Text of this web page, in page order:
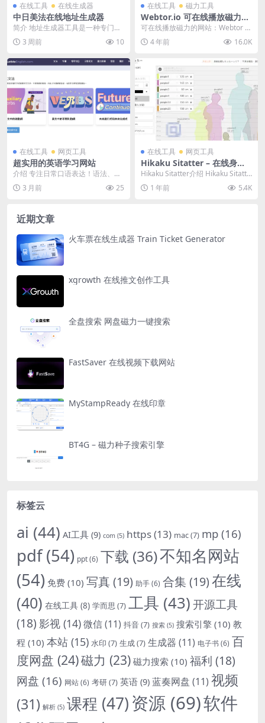
在线工具 在线生成器
中日美法在线地址生成器
简介 地址生成器工具是一种专门设
计来创建 虚拟地址和身份信息的 在
线软件。这种工...
3 周前 10
在线工具 磁力工具
Webtor.io 可在线播放磁力的
网站
可在线播放磁力的网站：Webtor 可
下载 这是国外网友搭建的一个磁力
播放网站，...
4 年前 16.0K
在线工具 网页工具
超实用的英语学习网站
介绍 专注日常口语表达！语法、词
汇、常用句型、听力训练全都有。
最爽的是R...
3 月前 25
在线工具 网页工具
Hikaku Sitatter – 在线身高
对比示意图
Hikaku Sitatter介绍 Hikaku Sitatte
r 在线身高对比...
1 年前 5.4K
近期文章
火车票在线生成器 Train Ticket Generator
xgrowth 在线推文创作工具
全盘搜索 网盘磁力一键搜索
FastSaver 在线视频下载网站
MyStampReady 在线印章
BT4G – 磁力种子搜索引擎
标签云
ai (44) AI工具 (9) com (5) https(13) mac(7) mp (16)
pdf(54) ppt(6) 下载 (36)不知名网站
(54) 免费 (10) 写真 (19) 助手(6) 合集 (19)在线
(40) 在线工具 (8) 学而思 (7) 工具 (43)开源工具
(18) 影视 (14)微信(11) 抖音(7) 搜索 (5) 搜索引擎 (10) 教
程 (10) 本站 (15) 水印 (7) 生成(7) 生成器 (11) 电子书(6) 百
度网盘 (24)磁力 (23) 磁力搜索 (10) 福利 (18)
网盘 (16) 网站(6) 考研(7) 英语 (9) 蓝奏网盘 (11) 视频
(31) 解析 (5) 课程 (47)资源 (69)软件